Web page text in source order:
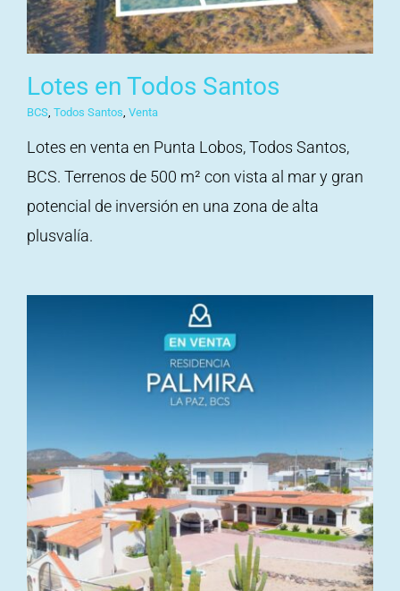
Lotes en Todos Santos
BCS, Todos Santos, Venta
Lotes en venta en Punta Lobos, Todos Santos,
BCS. Terrenos de 500 m² con vista al mar y gran
potencial de inversión en una zona de alta
plusvalía.